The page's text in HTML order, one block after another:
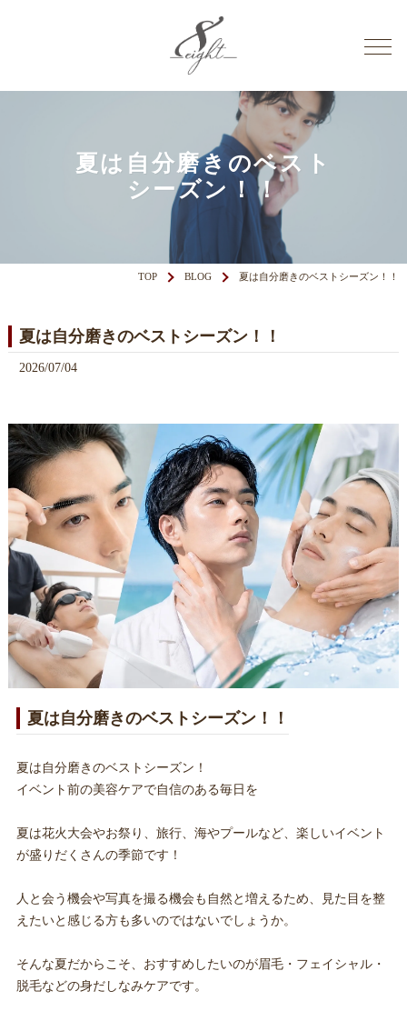
夏は自分磨きのベスト
シーズン！！
TOP BLOG 夏は自分磨きのベストシーズン！！
夏は自分磨きのベストシーズン！！
2026/07/04
夏は自分磨きのベストシーズン！！
夏は自分磨きのベストシーズン！
イベント前の美容ケアで自信のある毎日を
夏は花火大会やお祭り、旅行、海やプールなど、楽しいイベント
が盛りだくさんの季節です！
人と会う機会や写真を撮る機会も自然と増えるため、見た目を整
えたいと感じる方も多いのではないでしょうか。
そんな夏だからこそ、おすすめしたいのが眉毛・フェイシャル・
脱毛などの身だしなみケアです。